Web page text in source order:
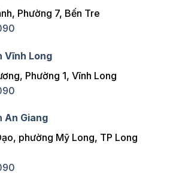
Phường 7, Bến Tre
Vĩnh Long
Phường 1, Vĩnh Long
An Giang
phường Mỹ Long, TP Long